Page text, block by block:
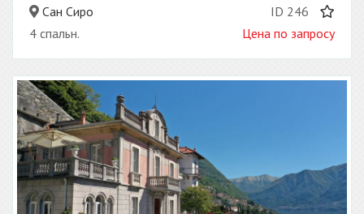
Сан Сиро
ID 246
4 спальн.
Цена по запросу